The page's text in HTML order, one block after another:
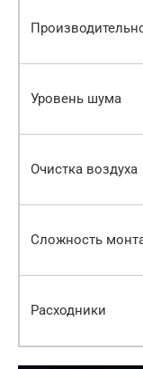
Уровень шума
Очистка воздуха
Сложность
Расходники